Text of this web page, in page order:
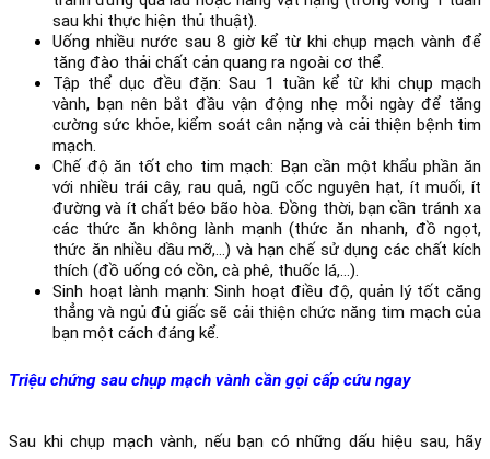
sau khi thực hiện thủ thuật).
Uống nhiều nước sau 8 giờ kể từ khi chụp mạch vành để
tăng đào thải chất cản quang ra ngoài cơ thể.
Tập thể dục đều đặn: Sau 1 tuần kể từ khi chụp mạch
vành, bạn nên bắt đầu vận động nhẹ mỗi ngày để tăng
cường sức khỏe, kiểm soát cân nặng và cải thiện bệnh tim
mạch.
Chế độ ăn tốt cho tim mạch: Bạn cần một khẩu phần ăn
với nhiều trái cây, rau quả, ngũ cốc nguyên hạt, ít muối, ít
đường và ít chất béo bão hòa. Đồng thời, bạn cần tránh xa
các thức ăn không lành mạnh (thức ăn nhanh, đồ ngọt,
thức ăn nhiều dầu mỡ,...) và hạn chế sử dụng các chất kích
thích (đồ uống có cồn, cà phê, thuốc lá,...).
Sinh hoạt lành mạnh: Sinh hoạt điều độ, quản lý tốt căng
thẳng và ngủ đủ giấc sẽ cải thiện chức năng tim mạch của
bạn một cách đáng kể.
Triệu chứng sau chụp mạch vành cần gọi cấp cứu ngay
Sau khi chụp mạch vành, nếu bạn có những dấu hiệu sau, hãy